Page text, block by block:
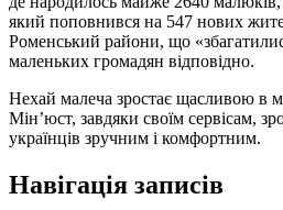
який поповнився на 547 нових
Роменський райони, що
маленьких громадян відповідно.
Нехай малеча зростає щасливою в
Мін’юст, завдяки своїм сервісам,
українців зручним і комфортним.
Навігація записів